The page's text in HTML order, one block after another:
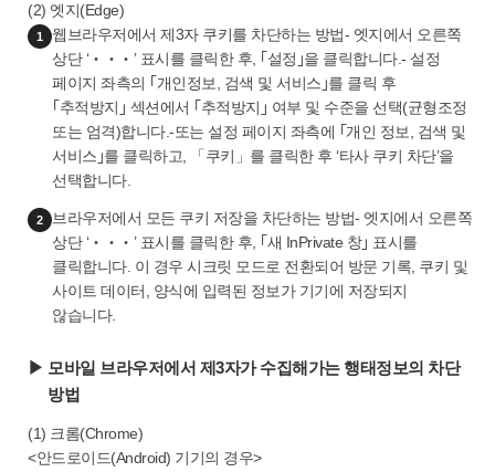
(2) 엣지(Edge)
1
웹브라우저에서 제3자 쿠키를 차단하는 방법- 엣지에서 오른쪽
상단 ‘‧‧‧’ 표시를 클릭한 후, ｢설정｣을 클릭합니다.- 설정
페이지 좌측의 ｢개인정보, 검색 및 서비스｣를 클릭 후
｢추적방지｣ 섹션에서 ｢추적방지｣ 여부 및 수준을 선택(균형조정
또는 엄격)합니다.-또는 설정 페이지 좌측에 ｢개인 정보, 검색 및
서비스｣를 클릭하고, 「쿠키」를 클릭한 후 ‘타사 쿠키 차단’을
선택합니다.
2
브라우저에서 모든 쿠키 저장을 차단하는 방법- 엣지에서 오른쪽
상단 ‘‧‧‧’ 표시를 클릭한 후, ｢새 InPrivate 창｣ 표시를
클릭합니다. 이 경우 시크릿 모드로 전환되어 방문 기록, 쿠키 및
사이트 데이터, 양식에 입력된 정보가 기기에 저장되지
않습니다.
▶ 모바일 브라우저에서 제3자가 수집해가는 행태정보의 차단
방법
(1) 크롬(Chrome)
<안드로이드(Android) 기기의 경우>